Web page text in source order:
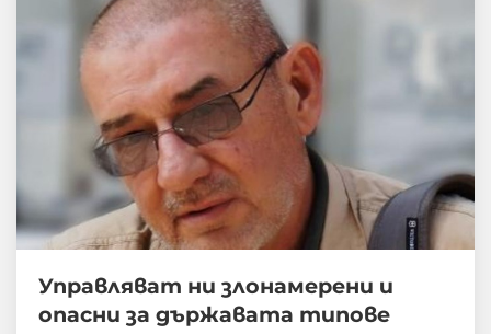
Управляват ни злонамерени и
опасни за държавата типове